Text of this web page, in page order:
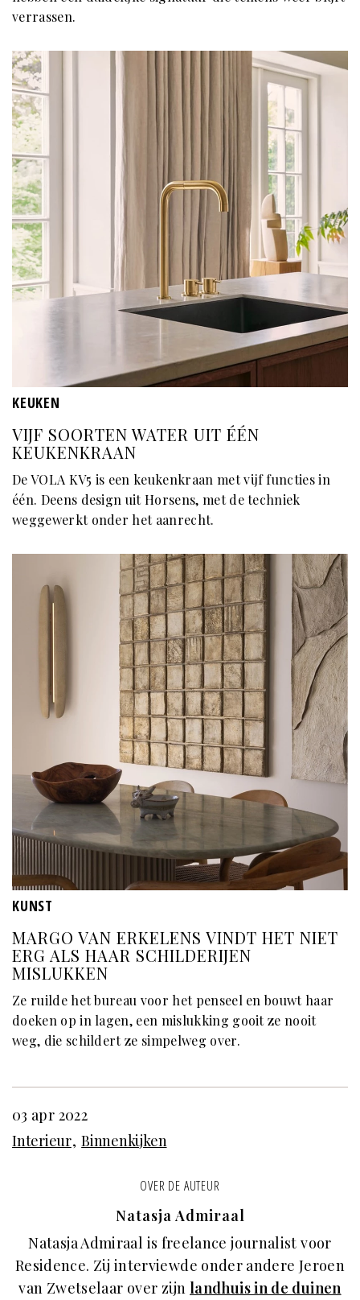
verrassen.
KEUKEN
VIJF SOORTEN WATER UIT ÉÉN
KEUKENKRAAN
De VOLA KV5 is een keukenkraan met vijf functies in
één. Deens design uit Horsens, met de techniek
weggewerkt onder het aanrecht.
KUNST
MARGO VAN ERKELENS VINDT HET NIET
ERG ALS HAAR SCHILDERIJEN
MISLUKKEN
Ze ruilde het bureau voor het penseel en bouwt haar
doeken op in lagen, een mislukking gooit ze nooit
weg, die schildert ze simpelweg over.
03 apr 2022
Interieur Binnenkijken
OVER DE AUTEUR
Natasja Admiraal
Natasja Admiraal is freelance journalist voor
Residence. Zij interviewde onder andere Jeroen
van Zwetselaar over zijn landhuis in de duinen